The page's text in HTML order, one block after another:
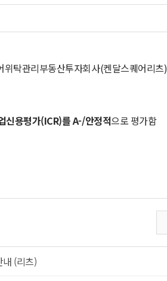
탁관리부동산투자회사(켄달스퀘어리
신용평가(ICR)를 A-/안정적으로 평가함
(리츠)